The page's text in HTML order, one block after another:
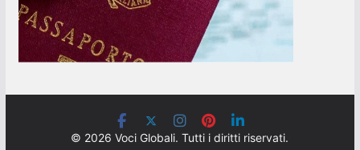
© 2026 Voci Globali. Tutti i diritti riservati.